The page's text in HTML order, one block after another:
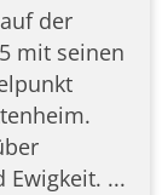
der
mit seinen
Ewigkeit. ...